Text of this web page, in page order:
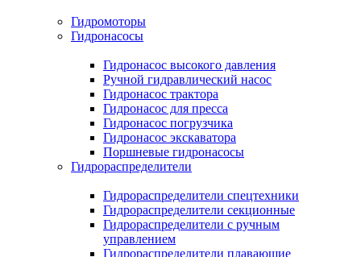
Гидромоторы
Гидронасосы
Гидронасос высокого давления
Ручной гидравлический насос
Гидронасос трактора
Гидронасос для пресса
Гидронасос погрузчика
Гидронасос экскаватора
Поршневые гидронасосы
Гидрораспределители
Гидрораспределители спецтехники
Гидрораспределители секционные
Гидрораспределители с ручным
управлением
Гидрораспределители плавающие